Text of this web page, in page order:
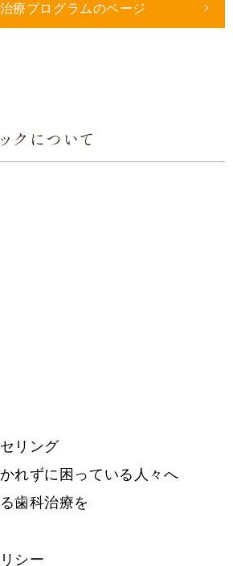
療プログラムのページ
クについて
リング
れずに困っている人々へ
歯科治療を
シー